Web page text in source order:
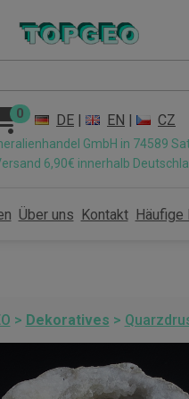
0 DE | EN | CZ
GmbH in 74589
6,90€ innerhalb
Über uns Kontakt Häufige
> Dekoratives >